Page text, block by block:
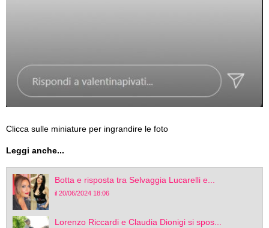
Leggi anche...
Botta e risposta tra Selvaggia Lucarelli e...
il 20/06/2024 18:06
Lorenzo Riccardi e Claudia Dionigi si spos...